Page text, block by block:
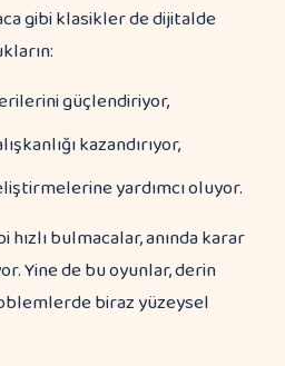
gibi klasikler de dijitalde
güçlendiriyor,
kazandırıyor,
yardımcı oluyor.
hızlı bulmacalar, anında karar
Yine de bu oyunlar, derin
biraz yüzeysel